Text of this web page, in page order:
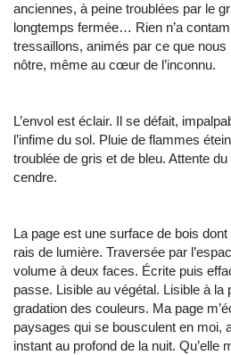
anciennes, à peine troublées par le
longtemps fermée… Rien n’a
tressaillons, animés par ce que
nôtre, même au cœur de l’inconnu.
L’envol est éclair. Il se défait,
l’infime du sol. Pluie de flammes
troublée de gris et de bleu. Attente
cendre.
La page est une surface de bois
rais de lumière. Traversée par
volume à deux faces. Écrite puis
passe. Lisible au végétal. Lisible à la
gradation des couleurs. Ma page
paysages qui se bousculent en moi,
instant au profond de la nuit. Qu’elle